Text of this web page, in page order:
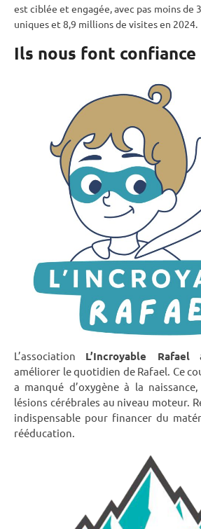
est ciblée et engagée, avec pas moins de
uniques et 8,9 millions de visites en 2024.
Ils nous font confiance
L’association L’Incroyable Rafael
améliorer le quotidien de Rafael. Ce
a manqué d’oxygène à la
lésions cérébrales au niveau moteur.
indispensable pour financer du
rééducation.